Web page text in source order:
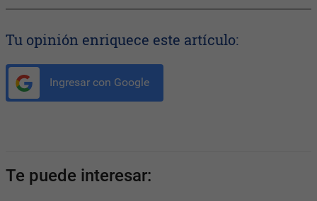
Tu opinión enriquece este artículo:
Ingresar con Google
Te puede interesar: